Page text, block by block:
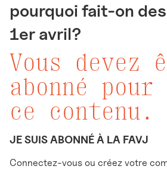
pourquoi fait-on
1er avril?
Vous devez
abonné
ce contenu.
JE SUIS ABONNÉ À LA FAVJ
Connectez-vous ou créez votre